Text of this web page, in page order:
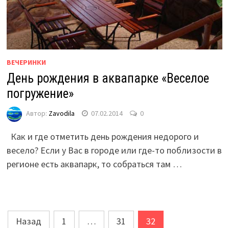
ВЕЧЕРИНКИ
День рождения в аквапарке «Веселое
погружение»
Автор: Zavodila 07.02.2014 0
Как и где отметить день рождения недорого и
весело? Если у Вас в городе или где-то поблизости в
регионе есть аквапарк, то собраться там …
Пагинация
Назад 1 … 31 32